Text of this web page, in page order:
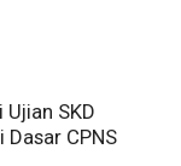
SKD
CPNS